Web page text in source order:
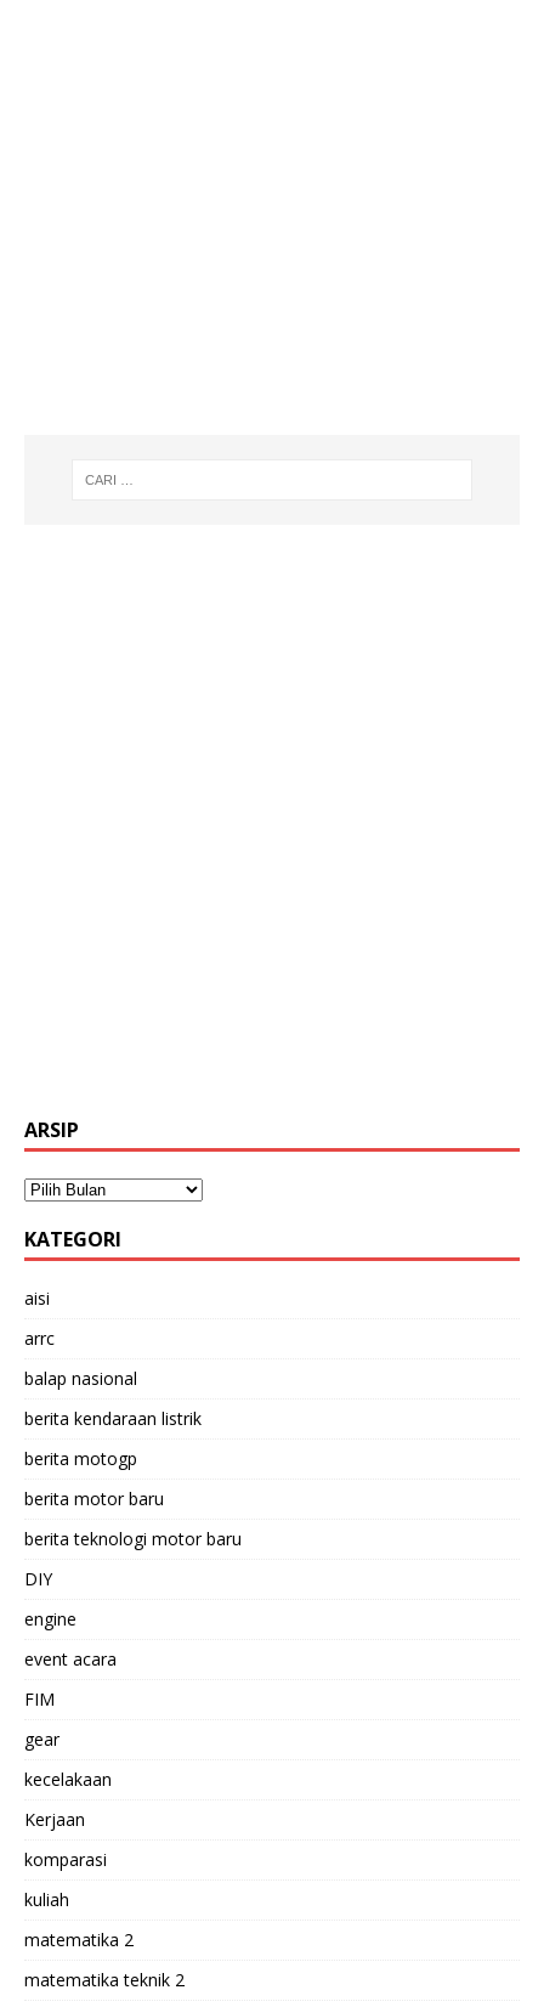
ARSIP
KATEGORI
aisi
arrc
balap nasional
berita kendaraan listrik
berita motogp
berita motor baru
berita teknologi motor baru
DIY
engine
event acara
FIM
gear
kecelakaan
Kerjaan
komparasi
kuliah
matematika 2
matematika teknik 2